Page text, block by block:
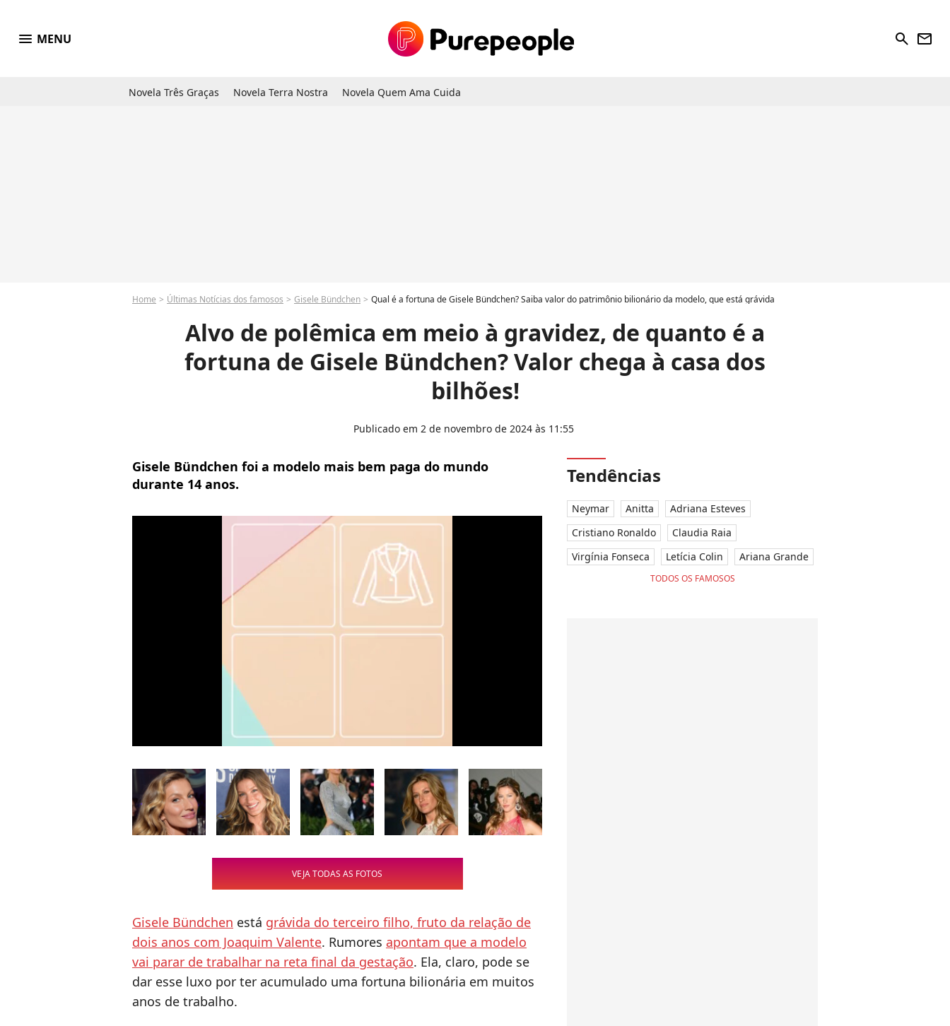
menu MENU search newsletter
Novela Três Graças Novela Terra Nostra Novela Quem Ama Cuida
Home Últimas Notícias dos famosos Gisele Bündchen Qual é a fortuna de Gisele Bündchen? Saiba valor do patrimônio bilionário da modelo, que está grávida
Alvo de polêmica em meio à gravidez, de quanto é a
fortuna de Gisele Bündchen? Valor chega à casa dos
bilhões!
Publicado em 2 de novembro de 2024 às 11:55
Gisele Bündchen foi a modelo mais bem paga do mundo
durante 14 anos.
VEJA TODAS AS FOTOS
Gisele Bündchen está grávida do terceiro filho, fruto da relação de
dois anos com Joaquim Valente. Rumores apontam que a modelo
vai parar de trabalhar na reta final da gestação. Ela, claro, pode se
dar esse luxo por ter acumulado uma fortuna bilionária em muitos
anos de trabalho.
Tendências
Neymar Anitta
Adriana Esteves
Cristiano Ronaldo
Claudia Raia
Virgínia Fonseca
Letícia Colin Ariana Grande
TODOS OS FAMOSOS